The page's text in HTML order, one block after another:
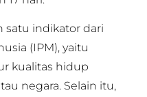
indikator dari
(IPM), yaitu
kualitas hidup
negara. Selain itu,